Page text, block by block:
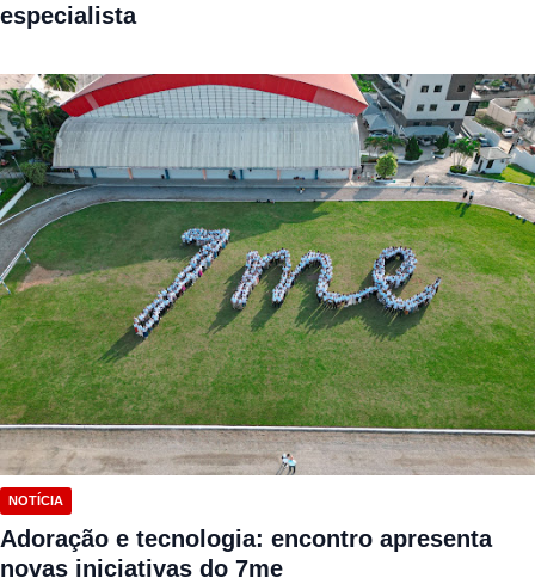
especialista
NOTÍCIA
Adoração e tecnologia: encontro apresenta
novas iniciativas do 7me